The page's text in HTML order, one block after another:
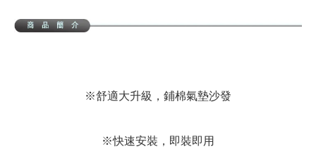
※舒適大升級，鋪棉氣墊沙發
※快速安裝，即裝即用